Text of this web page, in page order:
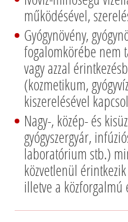
működésével,
Gyógynövény,
fogalomkörébe nem
vagy azzal
(kozmetikum,
kiszerelésével
Nagy-, közép- és
gyógyszergyár,
laboratórium stb.)
közvetlenül
illetve a közforgalmú